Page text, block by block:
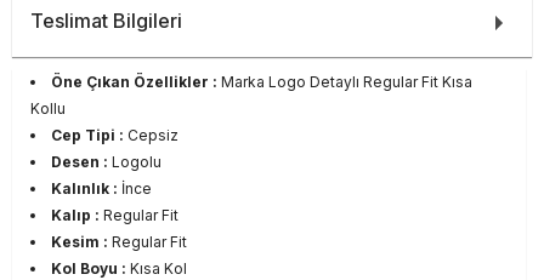
Teslimat Bilgileri
Öne Çıkan Özellikler : Marka Logo Detaylı Regular Fit Kısa
Kollu
Cep Tipi : Cepsiz
Desen : Logolu
Kalınlık : İnce
Kalıp : Regular Fit
Kesim : Regular Fit
Kol Boyu : Kısa Kol